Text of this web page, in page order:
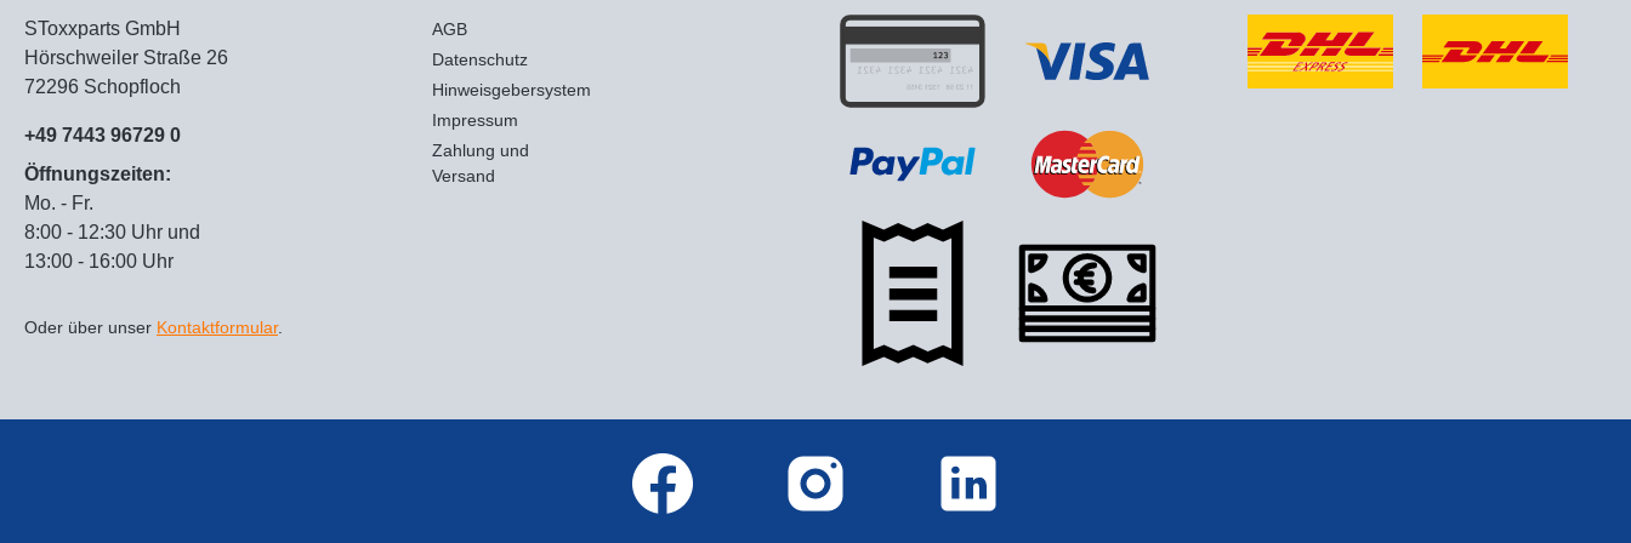
SToxxparts GmbH
Hörschweiler Straße 26
72296 Schopfloch
+49 7443 96729 0
Öffnungszeiten:
Mo. - Fr.
8:00 - 12:30 Uhr und
13:00 - 16:00 Uhr
Oder über unser Kontaktformular.
AGB
Datenschutz
Hinweisgebersystem
Impressum
Zahlung und
Versand